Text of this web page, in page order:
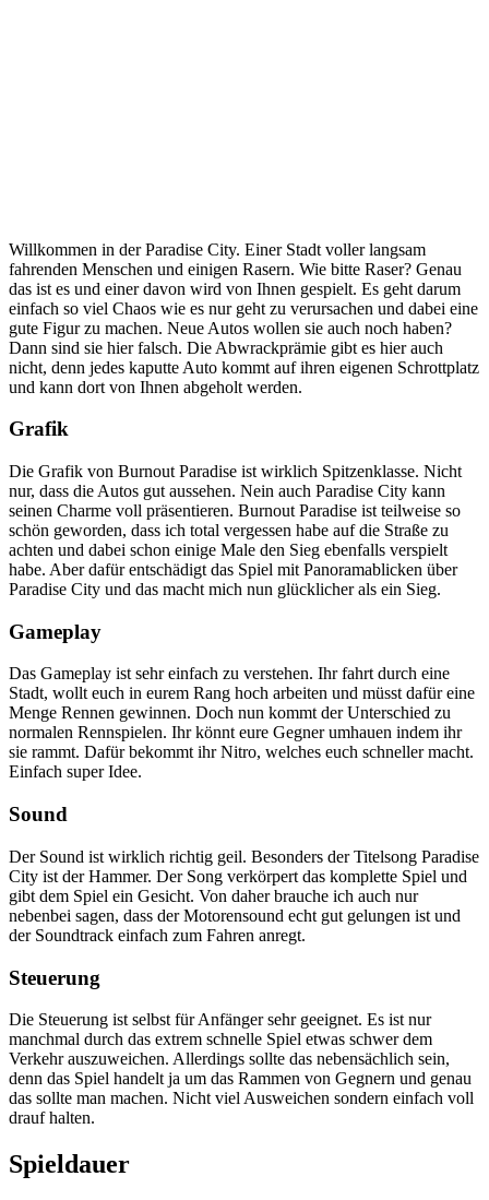
Willkommen in der Paradise City. Einer Stadt voller langsam
fahrenden Menschen und einigen Rasern. Wie bitte Raser? Genau
das ist es und einer davon wird von Ihnen gespielt. Es geht darum
einfach so viel Chaos wie es nur geht zu verursachen und dabei eine
gute Figur zu machen. Neue Autos wollen sie auch noch haben?
Dann sind sie hier falsch. Die Abwrackprämie gibt es hier auch
nicht, denn jedes kaputte Auto kommt auf ihren eigenen Schrottplatz
und kann dort von Ihnen abgeholt werden.
Grafik
Die Grafik von Burnout Paradise ist wirklich Spitzenklasse. Nicht
nur, dass die Autos gut aussehen. Nein auch Paradise City kann
seinen Charme voll präsentieren. Burnout Paradise ist teilweise so
schön geworden, dass ich total vergessen habe auf die Straße zu
achten und dabei schon einige Male den Sieg ebenfalls verspielt
habe. Aber dafür entschädigt das Spiel mit Panoramablicken über
Paradise City und das macht mich nun glücklicher als ein Sieg.
Gameplay
Das Gameplay ist sehr einfach zu verstehen. Ihr fahrt durch eine
Stadt, wollt euch in eurem Rang hoch arbeiten und müsst dafür eine
Menge Rennen gewinnen. Doch nun kommt der Unterschied zu
normalen Rennspielen. Ihr könnt eure Gegner umhauen indem ihr
sie rammt. Dafür bekommt ihr Nitro, welches euch schneller macht.
Einfach super Idee.
Sound
Der Sound ist wirklich richtig geil. Besonders der Titelsong Paradise
City ist der Hammer. Der Song verkörpert das komplette Spiel und
gibt dem Spiel ein Gesicht. Von daher brauche ich auch nur
nebenbei sagen, dass der Motorensound echt gut gelungen ist und
der Soundtrack einfach zum Fahren anregt.
Steuerung
Die Steuerung ist selbst für Anfänger sehr geeignet. Es ist nur
manchmal durch das extrem schnelle Spiel etwas schwer dem
Verkehr auszuweichen. Allerdings sollte das nebensächlich sein,
denn das Spiel handelt ja um das Rammen von Gegnern und genau
das sollte man machen. Nicht viel Ausweichen sondern einfach voll
drauf halten.
Spieldauer